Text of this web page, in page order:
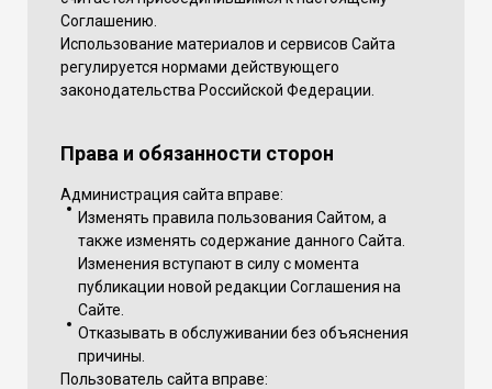
Соглашению.
Использование материалов и сервисов Сайта
регулируется нормами действующего
законодательства Российской Федерации.
Права и обязанности сторон
Администрация сайта вправе:
Изменять правила пользования Сайтом, а
также изменять содержание данного Сайта.
Изменения вступают в силу с момента
публикации новой редакции Соглашения на
Сайте.
Отказывать в обслуживании без объяснения
причины.
Пользователь сайта вправе: